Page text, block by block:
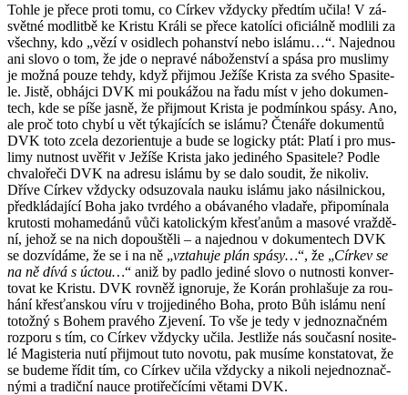
Tohle je přece proti tomu, co Cír­kev vždyc­ky před­tím učila! V zá­
svět­né mod­lit­bě ke Kris­tu Králi se přece ka­to­lí­ci ofi­ci­ál­ně mod­li­li za
všech­ny, kdo „vězí v osidlech po­han­ství nebo is­lá­mu…“. Na­jed­nou
ani slovo o tom, že jde o ne­pra­vé ná­bo­žen­ství a spása pro mus­li­my
je možná pouze tehdy, když při­jmou Je­ží­še Kris­ta za svého Spa­si­te­
le. Jistě, ob­háj­ci DVK mi po­u­ká­žou na řadu míst v jeho do­ku­men­
tech, kde se píše jasně, že při­jmout Kris­ta je pod­mín­kou spásy. Ano,
ale proč toto chybí u vět tý­ka­jí­cích se is­lá­mu? Čte­ná­ře do­ku­men­tů
DVK toto zcela dez­o­ri­en­tu­je a bude se lo­gic­ky ptát: Platí i pro mus­
li­my nut­nost uvě­řit v Je­ží­še Kris­ta jako je­di­né­ho Spa­si­te­le? Podle
chva­lo­ře­či DVK na ad­re­su is­lá­mu by se dalo sou­dit, že ni­ko­liv.
Dříve Cír­kev vždyc­ky od­su­zo­va­la nauku is­lá­mu jako ná­sil­nic­kou,
před­klá­da­jí­cí Boha jako tvr­dé­ho a obá­va­né­ho vla­da­ře, při­po­mí­na­la
kru­tos­ti mo­ha­me­dá­nů vůči ka­to­lic­kým křes­ťa­nům a ma­so­vé vraž­dě­
ní, jehož se na nich do­pouš­tě­li – a na­jed­nou v do­ku­men­tech DVK
se do­zví­dá­me, že se i na ně „vzta­hu­je plán spásy…“, že „Cír­kev se
na ně dívá s úctou…“ aniž by padlo je­di­né slovo o nut­nos­ti kon­ver­
to­vat ke Kris­tu. DVK rov­něž ig­no­ru­je, že Korán pro­hla­šu­je za rou­
há­ní křes­ťan­skou víru v tro­j­je­di­né­ho Boha, proto Bůh is­lá­mu není
to­tož­ný s Bohem pra­vé­ho Zje­ve­ní. To vše je tedy v jed­no­znač­ném
roz­po­ru s tím, co Cír­kev vždyc­ky učila. Jestli­že nás sou­čas­ní no­si­te­
lé Magis­te­ria nutí při­jmout tuto no­vo­tu, pak mu­sí­me kon­sta­to­vat, že
se bu­de­me řídit tím, co Cír­kev učila vždyc­ky a ni­ko­li ne­jed­no­znač­
ný­mi a tra­dič­ní nauce pro­ti­ře­čí­cí­mi vě­ta­mi DVK.